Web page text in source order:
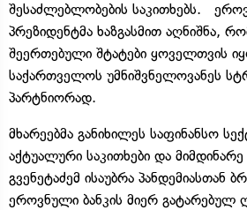
შესაძლებლობების საკითხებს.
პრეზიდენტმა ხაზგასმით აღნიშნა,
შეერთებული შტატები ყოველთვის
საქართველოს უმნიშვნელოვანეს
პარტნიორად.
მხარეებმა განიხილეს საფინანსო
აქტუალური საკითხები და
გვენეტაძემ ისაუბრა პანდემიასთან
ეროვნული ბანკის მიერ გატარებულ